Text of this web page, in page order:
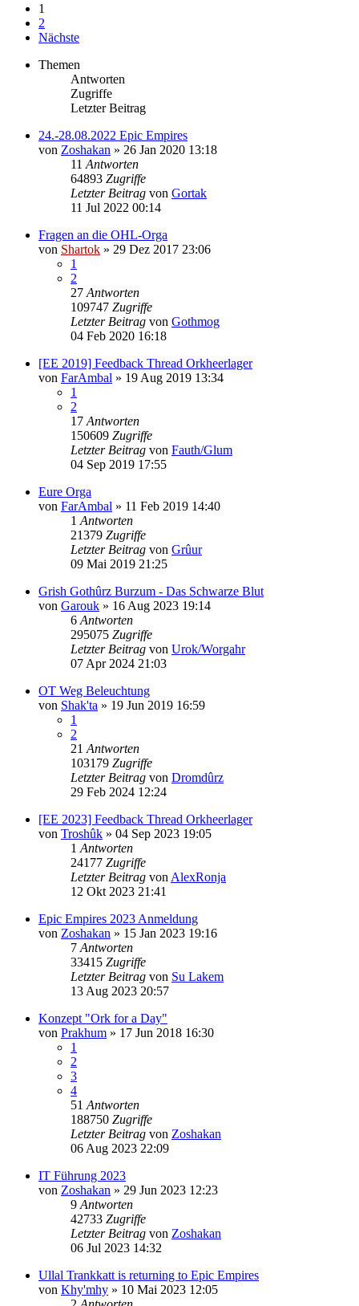
1
2
Nächste
Themen
Antworten
Zugriffe
Letzter Beitrag
24.-28.08.2022 Epic Empires
von Zoshakan » 26 Jan 2020 13:18
11 Antworten
64893 Zugriffe
Letzter Beitrag von Gortak
11 Jul 2022 00:14
Fragen an die OHL-Orga
von Shartok » 29 Dez 2017 23:06
1
2
27 Antworten
109747 Zugriffe
Letzter Beitrag von Gothmog
04 Feb 2020 16:18
[EE 2019] Feedback Thread Orkheerlager
von FarAmbal » 19 Aug 2019 13:34
1
2
17 Antworten
150609 Zugriffe
Letzter Beitrag von Fauth/Glum
04 Sep 2019 17:55
Eure Orga
von FarAmbal » 11 Feb 2019 14:40
1 Antworten
21379 Zugriffe
Letzter Beitrag von Grûur
09 Mai 2019 21:25
Grish Gothûrz Burzum - Das Schwarze Blut
von Garouk » 16 Aug 2023 19:14
6 Antworten
295075 Zugriffe
Letzter Beitrag von Urok/Worgahr
07 Apr 2024 21:03
OT Weg Beleuchtung
von Shak'ta » 19 Jun 2019 16:59
1
2
21 Antworten
103179 Zugriffe
Letzter Beitrag von Dromdûrz
29 Feb 2024 12:24
[EE 2023] Feedback Thread Orkheerlager
von Troshûk » 04 Sep 2023 19:05
1 Antworten
24177 Zugriffe
Letzter Beitrag von AlexRonja
12 Okt 2023 21:41
Epic Empires 2023 Anmeldung
von Zoshakan » 15 Jan 2023 19:16
7 Antworten
33415 Zugriffe
Letzter Beitrag von Su Lakem
13 Aug 2023 20:57
Konzept "Ork for a Day"
von Prakhum » 17 Jun 2018 16:30
1
2
3
4
51 Antworten
188750 Zugriffe
Letzter Beitrag von Zoshakan
06 Aug 2023 22:09
IT Führung 2023
von Zoshakan » 29 Jun 2023 12:23
9 Antworten
42733 Zugriffe
Letzter Beitrag von Zoshakan
06 Jul 2023 14:32
Ullal Trankkatt is returning to Epic Empires
von Khy'mhy » 10 Mai 2023 12:05